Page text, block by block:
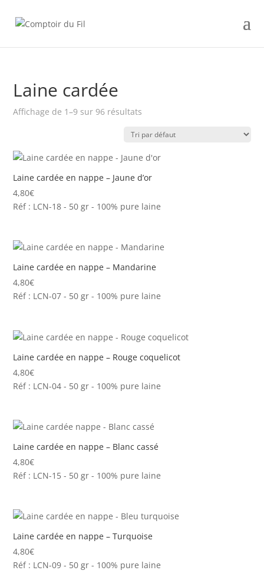
Laine cardée
Affichage de 1–9 sur 96 résultats
Laine cardée en nappe – Jaune d’or
4,80€
Réf : LCN-18 - 50 gr - 100% pure laine
Laine cardée en nappe – Mandarine
4,80€
Réf : LCN-07 - 50 gr - 100% pure laine
Laine cardée en nappe – Rouge coquelicot
4,80€
Réf : LCN-04 - 50 gr - 100% pure laine
Laine cardée en nappe – Blanc cassé
4,80€
Réf : LCN-15 - 50 gr - 100% pure laine
Laine cardée en nappe – Turquoise
4,80€
Réf : LCN-09 - 50 gr - 100% pure laine